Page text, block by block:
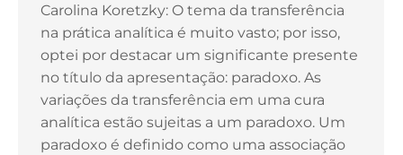
Carolina Koretzky: O tema da transferência
na prática analítica é muito vasto; por isso,
optei por destacar um significante presente
no título da apresentação: paradoxo. As
variações da transferência em uma cura
analítica estão sujeitas a um paradoxo. Um
paradoxo é definido como uma associação